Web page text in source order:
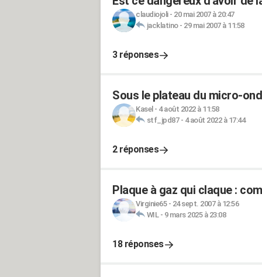
claudiojoli- 20 mai 2007 à 20:47
jacklatino- 29 mai 2007 à 11:58
3 réponses
Sous le plateau du micro-
Kasel - 4 août 2022 à 11:58
stf_jpd87- 4 août 2022 à 17:44
2 réponses
Plaque à gaz qui claque :
Virginie65- 24 sept. 2007 à 12:56
WIL- 9 mars 2025 à 23:08
18 réponses